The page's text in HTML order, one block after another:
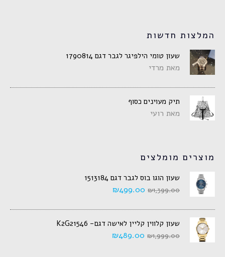
המלצות חדשות
שעון טומי הילפיגר לגבר דגם 1790814
מאת מרדי
תיק מעוינים כסוף
מאת רועי
מוצרים מומלצים
שעון הוגו בוס לגבר דגם 1513184
₪1,399.00
₪499.00
שעון קלווין קליין לאישה דגם- K2G21546
₪1,999.00
₪489.00